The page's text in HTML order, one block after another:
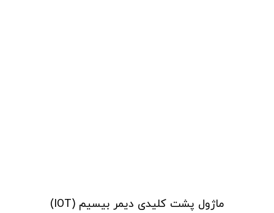
ماژول پشت کلیدی دیمر بیسیم (IOT)